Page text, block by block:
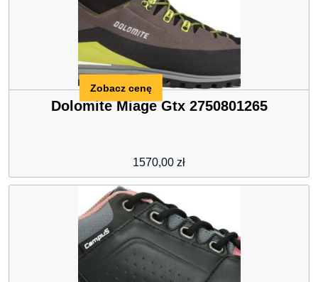
Dolomite Miage Gtx 2750801265
1570,00 zł
Zobacz cenę